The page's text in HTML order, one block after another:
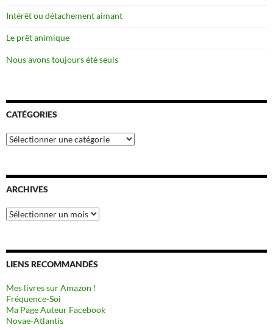
Intérêt ou détachement aimant
Le prêt animique
Nous avons toujours été seuls
CATÉGORIES
Catégories
ARCHIVES
Archives
LIENS RECOMMANDÉS
Mes livres sur Amazon !
Fréquence-Soi
Ma Page Auteur Facebook
Novae-Atlantis